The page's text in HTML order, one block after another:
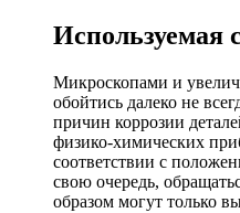
Используемая
Микроскопами и
обойтись далеко не
причин коррозии
физико-химических
соответствии с
свою очередь,
образом могут только